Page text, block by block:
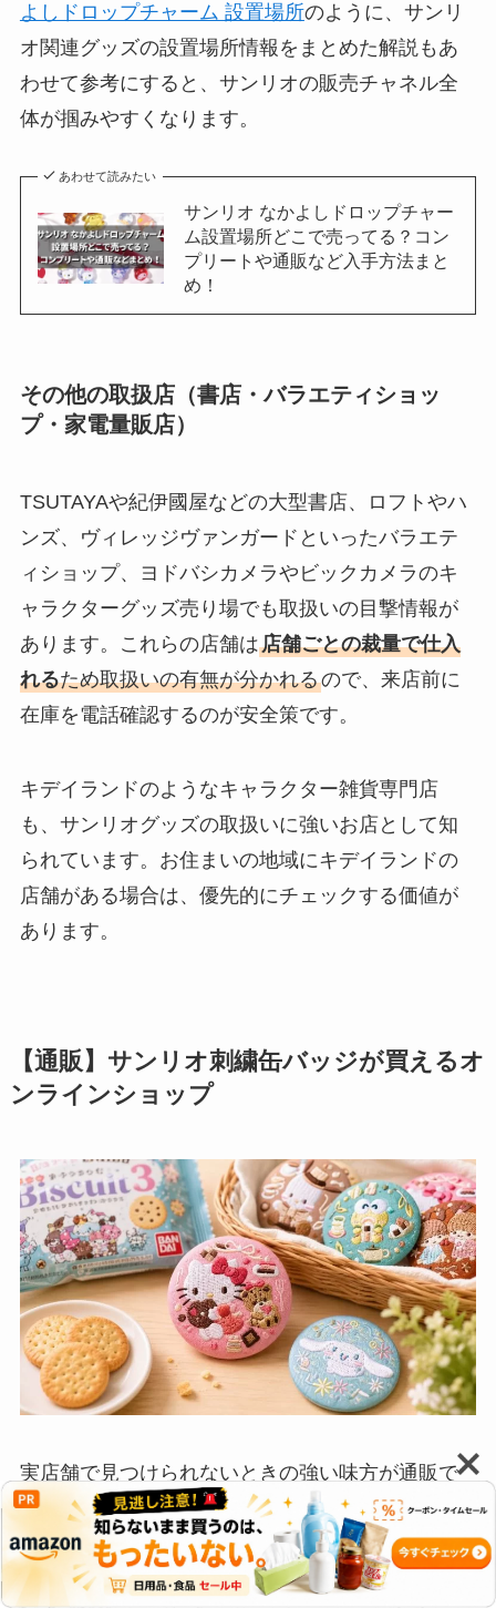
よしドロップチャーム 設置場所のように、サンリ
オ関連グッズの設置場所情報をまとめた解説もあ
わせて参考にすると、サンリオの販売チャネル全
体が掴みやすくなります。
あわせて読みたい
サンリオ なかよしドロップチャー
ム設置場所どこで売ってる？コン
プリートや通販など入手方法まと
め！
その他の取扱店（書店・バラエティショッ
プ・家電量販店）
TSUTAYAや紀伊國屋などの大型書店、ロフトやハ
ンズ、ヴィレッジヴァンガードといったバラエテ
ィショップ、ヨドバシカメラやビックカメラのキ
ャラクターグッズ売り場でも取扱いの目撃情報が
あります。これらの店舗は店舗ごとの裁量で仕入
れるため取扱いの有無が分かれるので、来店前に
在庫を電話確認するのが安全策です。
キデイランドのようなキャラクター雑貨専門店
も、サンリオグッズの取扱いに強いお店として知
られています。お住まいの地域にキデイランドの
店舗がある場合は、優先的にチェックする価値が
あります。
【通販】サンリオ刺繍缶バッジが買えるオ
ンラインショップ
実店舗で見つけられないときの強い味方が通販で
す。
通販は単品よりもBOX売り（1BOXに10〜20個入